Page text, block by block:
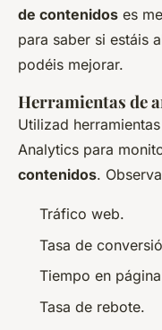
de contenidos es
para saber si estáis
podéis mejorar.
Herramientas de
Utilizad
Analytics para
contenidos.
Tráfico web.
Tasa de
Tiempo en
Tasa de rebote.